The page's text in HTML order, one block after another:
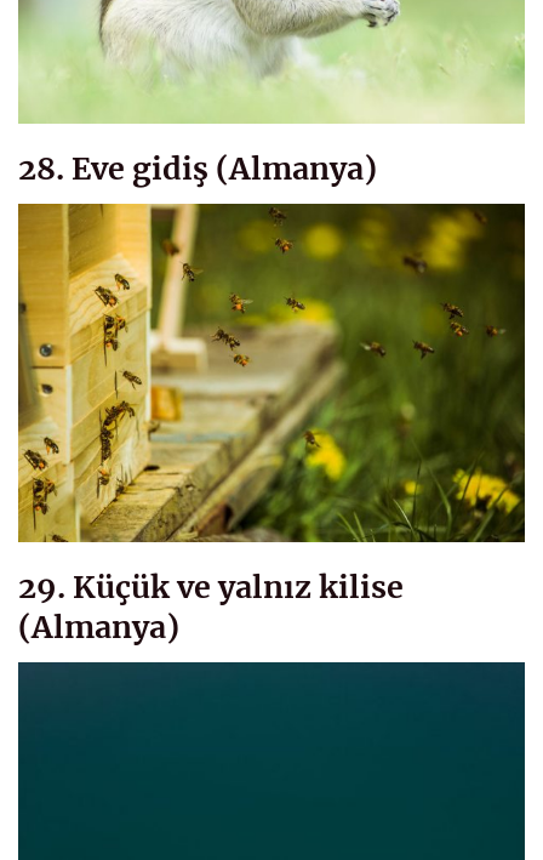
28. Eve gidiş (Almanya)
29. Küçük ve yalnız kilise
(Almanya)